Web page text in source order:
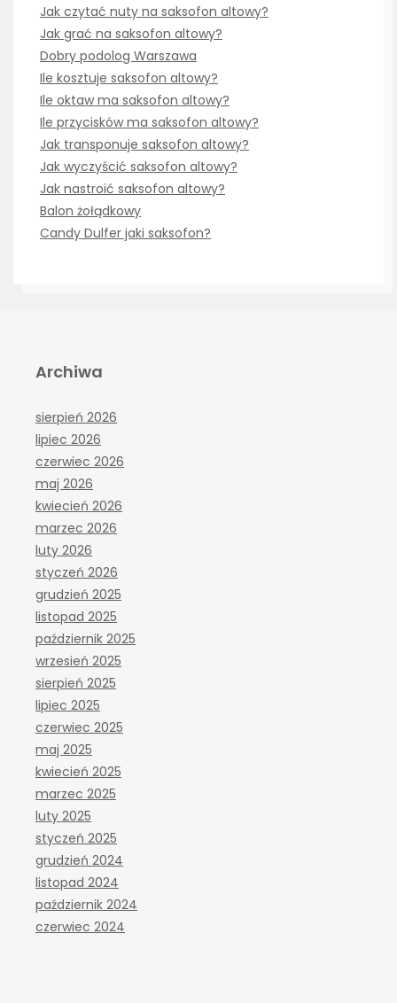
Jak czytać nuty na saksofon altowy?
Jak grać na saksofon altowy?
Dobry podolog Warszawa
Ile kosztuje saksofon altowy?
Ile oktaw ma saksofon altowy?
Ile przycisków ma saksofon altowy?
Jak transponuje saksofon altowy?
Jak wyczyścić saksofon altowy?
Jak nastroić saksofon altowy?
Balon żołądkowy
Candy Dulfer jaki saksofon?
Archiwa
sierpień 2026
lipiec 2026
czerwiec 2026
maj 2026
kwiecień 2026
marzec 2026
luty 2026
styczeń 2026
grudzień 2025
listopad 2025
październik 2025
wrzesień 2025
sierpień 2025
lipiec 2025
czerwiec 2025
maj 2025
kwiecień 2025
marzec 2025
luty 2025
styczeń 2025
grudzień 2024
listopad 2024
październik 2024
czerwiec 2024